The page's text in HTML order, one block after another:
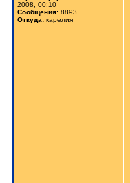
2008, 00:10
Сообщения: 8893
Откуда: карелия